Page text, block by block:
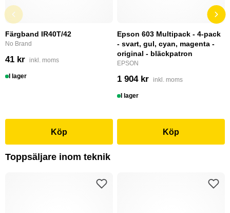
Färgband IR40T/42
No Brand
41 kr inkl. moms
I lager
Köp
Epson 603 Multipack - 4-pack
- svart, gul, cyan, magenta -
original - bläckpatron
EPSON
1 904 kr inkl. moms
I lager
Köp
Toppsäljare inom teknik